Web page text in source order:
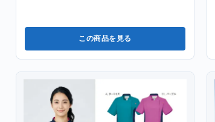
この商品を見る